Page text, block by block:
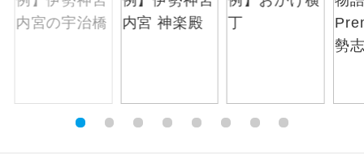
大浴場 ご宿泊ホテルに大浴場が付いています。
ウェブ限定コースとなりますので、コールセ